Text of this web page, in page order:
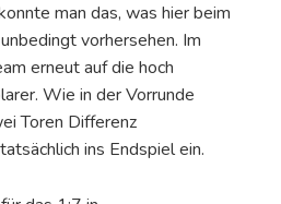
man das, was hier beim
vorhersehen. Im
erneut auf die hoch
Wie in der Vorrunde
Toren Differenz
ins Endspiel ein.